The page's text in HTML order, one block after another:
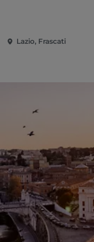
Lazio, Frascati